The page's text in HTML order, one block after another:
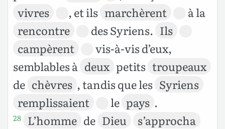
vivres
, et ils marchèrent
à la
rencontre
des Syriens. Ils
campèrent
vis-à-vis d’eux,
semblables à deux petits troupeaux
de chèvres , tandis que les Syriens
remplissaient
le pays .
28 L’homme de Dieu
s’approcha